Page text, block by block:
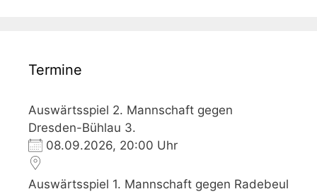
Termine
Auswärtsspiel 2. Mannschaft gegen
Dresden-Bühlau 3.
08.09.2026, 20:00 Uhr
Auswärtsspiel 1. Mannschaft gegen Radebeul